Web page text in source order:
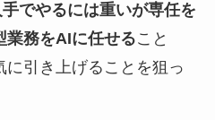
手でやるには重いが専任を
業務をAIに任せること
引き上げることを狙っ